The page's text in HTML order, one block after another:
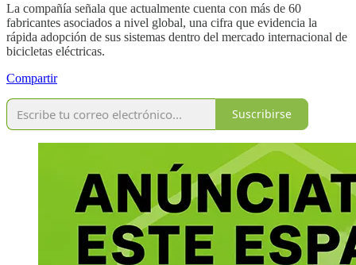
La compañía señala que actualmente cuenta con más de 60
fabricantes asociados a nivel global, una cifra que evidencia la
rápida adopción de sus sistemas dentro del mercado internacional de
bicicletas eléctricas.
Compartir
Suscribirse